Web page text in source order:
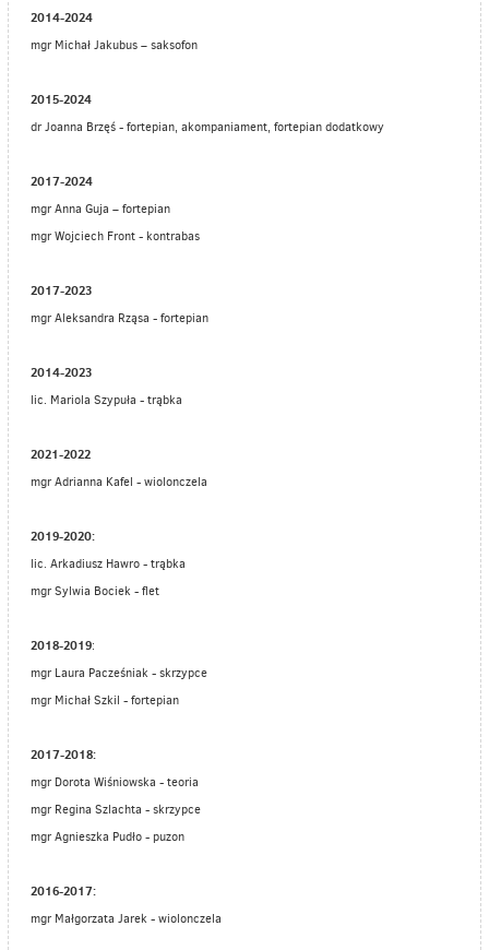
2014-2024
mgr Michał Jakubus – saksofon
2015-2024
dr Joanna Brzęś - fortepian, akompaniament, fortepian dodatkowy
2017-2024
mgr Anna Guja – fortepian
mgr Wojciech Front - kontrabas
2017-2023
mgr Aleksandra Rząsa - fortepian
2014-2023
lic. Mariola Szypuła - trąbka
2021-2022
mgr Adrianna Kafel - wiolonczela
2019-2020:
lic. Arkadiusz Hawro - trąbka
mgr Sylwia Bociek - flet
2018-2019:
mgr Laura Pacześniak - skrzypce
mgr Michał Szkil - fortepian
2017-2018:
mgr Dorota Wiśniowska - teoria
mgr Regina Szlachta - skrzypce
mgr Agnieszka Pudło - puzon
2016-2017:
mgr Małgorzata Jarek - wiolonczela